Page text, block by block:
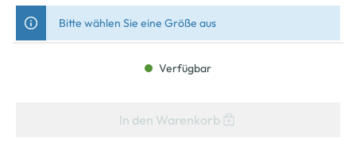
Bitte wählen Sie eine Größe aus
Verfügbar
In den Warenkorb